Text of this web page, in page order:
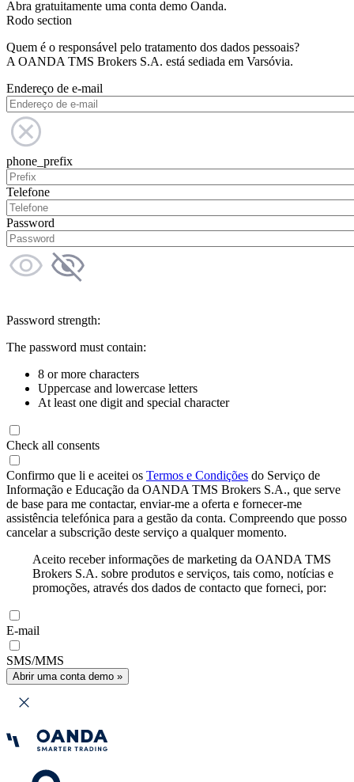
Abra gratuitamente uma conta demo Oanda.
Rodo section
Quem é o responsável pelo tratamento dos dados pessoais?
A OANDA TMS Brokers S.A. está sediada em Varsóvia.
Endereço de e-mail
phone_prefix
Telefone
Password
Password strength:
The password must contain:
8 or more characters
Uppercase and lowercase letters
At least one digit and special character
Check all consents
Confirmo que li e aceitei os Termos e Condições do Serviço de
Informação e Educação da OANDA TMS Brokers S.A., que serve
de base para me contactar, enviar-me a oferta e fornecer-me
assistência telefónica para a gestão da conta. Compreendo que posso
cancelar a subscrição deste serviço a qualquer momento.
Aceito receber informações de marketing da OANDA TMS
Brokers S.A. sobre produtos e serviços, tais como, notícias e
promoções, através dos dados de contacto que forneci, por:
E-mail
SMS/MMS
Abrir uma conta demo »